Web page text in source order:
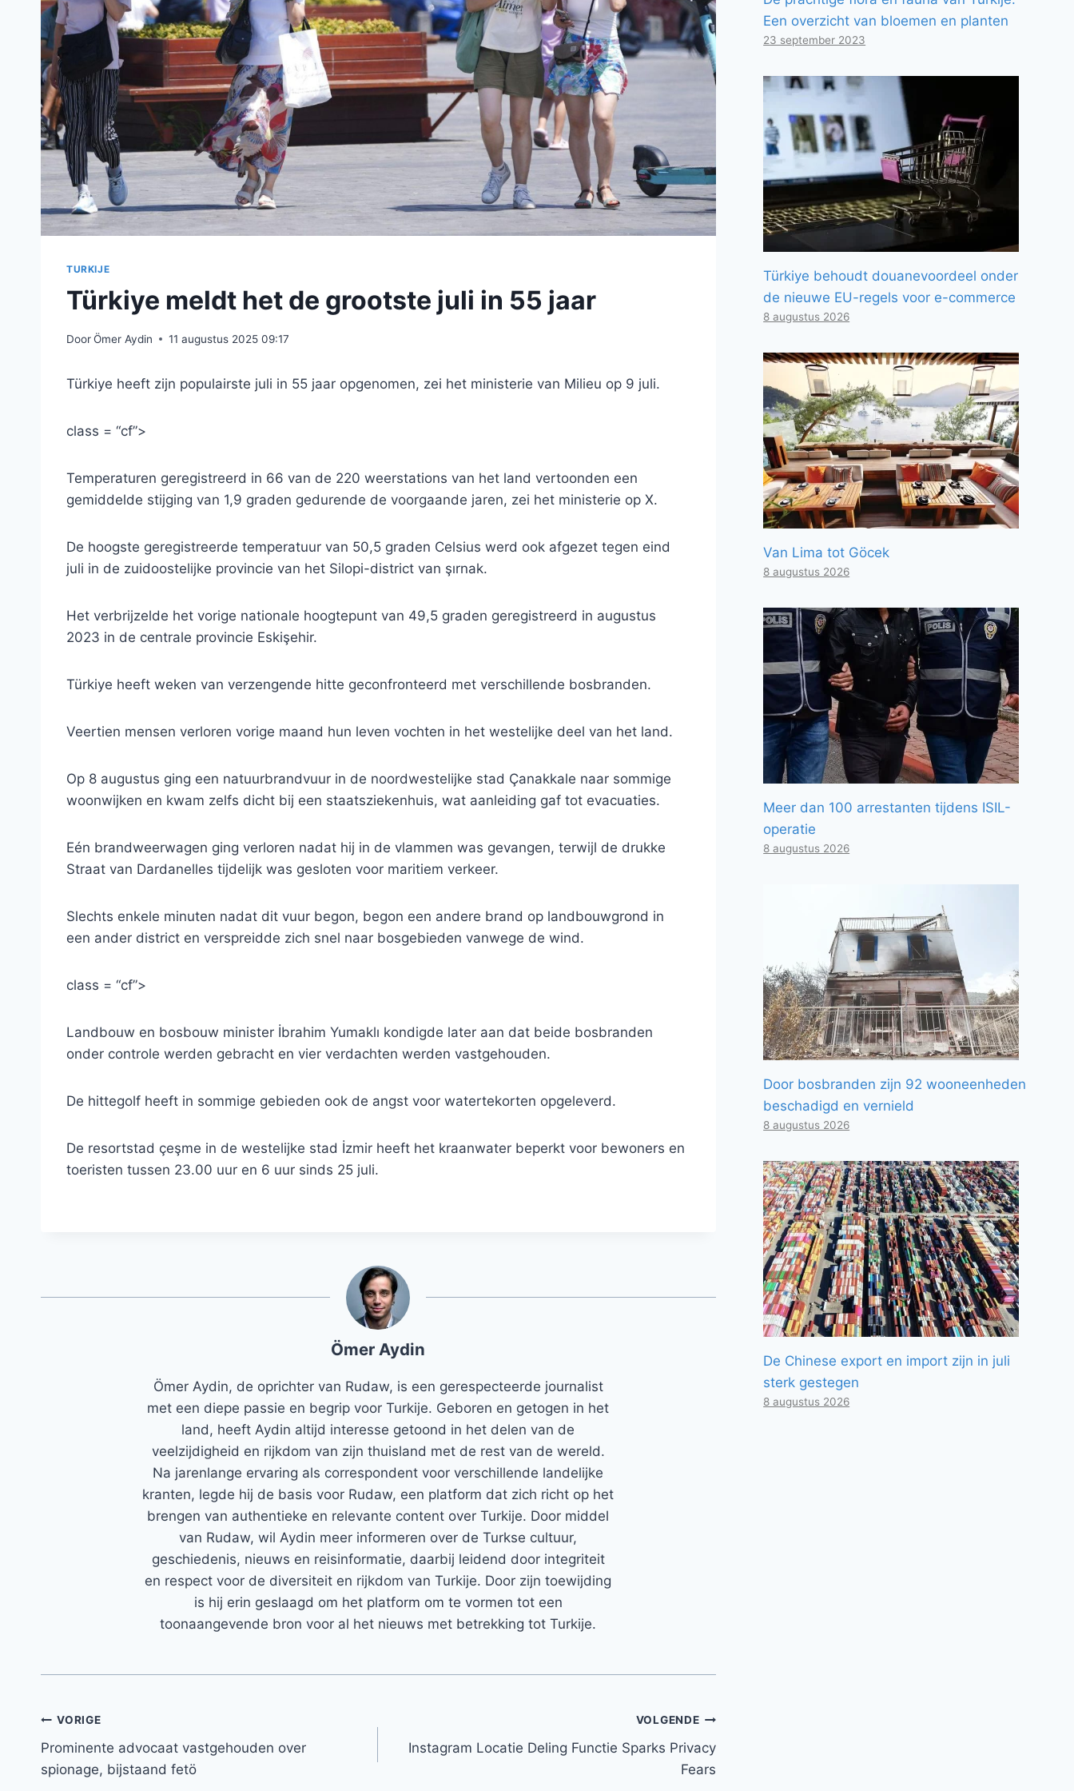
TURKIJE
Türkiye meldt het de grootste juli in 55 jaar
DoorÖmer Aydin 11 augustus 2025 09:17
Türkiye heeft zijn populairste juli in 55 jaar opgenomen, zei het ministerie van Milieu op 9 juli.
class = “cf”>
Temperaturen geregistreerd in 66 van de 220 weerstations van het land vertoonden een
gemiddelde stijging van 1,9 graden gedurende de voorgaande jaren, zei het ministerie op X.
De hoogste geregistreerde temperatuur van 50,5 graden Celsius werd ook afgezet tegen eind
juli in de zuidoostelijke provincie van het Silopi-district van şırnak.
Het verbrijzelde het vorige nationale hoogtepunt van 49,5 graden geregistreerd in augustus
2023 in de centrale provincie Eskişehir.
Türkiye heeft weken van verzengende hitte geconfronteerd met verschillende bosbranden.
Veertien mensen verloren vorige maand hun leven vochten in het westelijke deel van het land.
Op 8 augustus ging een natuurbrandvuur in de noordwestelijke stad Çanakkale naar sommige
woonwijken en kwam zelfs dicht bij een staatsziekenhuis, wat aanleiding gaf tot evacuaties.
Eén brandweerwagen ging verloren nadat hij in de vlammen was gevangen, terwijl de drukke
Straat van Dardanelles tijdelijk was gesloten voor maritiem verkeer.
Slechts enkele minuten nadat dit vuur begon, begon een andere brand op landbouwgrond in
een ander district en verspreidde zich snel naar bosgebieden vanwege de wind.
class = “cf”>
Landbouw en bosbouw minister İbrahim Yumaklı kondigde later aan dat beide bosbranden
onder controle werden gebracht en vier verdachten werden vastgehouden.
De hittegolf heeft in sommige gebieden ook de angst voor watertekorten opgeleverd.
De resortstad çeşme in de westelijke stad İzmir heeft het kraanwater beperkt voor bewoners en
toeristen tussen 23.00 uur en 6 uur sinds 25 juli.
Ömer Aydin
Ömer Aydin, de oprichter van Rudaw, is een gerespecteerde journalist
met een diepe passie en begrip voor Turkije. Geboren en getogen in het
land, heeft Aydin altijd interesse getoond in het delen van de
veelzijdigheid en rijkdom van zijn thuisland met de rest van de wereld.
Na jarenlange ervaring als correspondent voor verschillende landelijke
kranten, legde hij de basis voor Rudaw, een platform dat zich richt op het
brengen van authentieke en relevante content over Turkije. Door middel
van Rudaw, wil Aydin meer informeren over de Turkse cultuur,
geschiedenis, nieuws en reisinformatie, daarbij leidend door integriteit
en respect voor de diversiteit en rijkdom van Turkije. Door zijn toewijding
is hij erin geslaagd om het platform om te vormen tot een
toonaangevende bron voor al het nieuws met betrekking tot Turkije.
Bericht
navigatie
VORIGE
Prominente advocaat vastgehouden over
spionage, bijstaand fetö
VOLGENDE
Instagram Locatie Deling Functie Sparks Privacy
Fears
Een overzicht van bloemen en planten
23 september 2023
Türkiye behoudt douanevoordeel onder
de nieuwe EU-regels voor e-commerce
8 augustus 2026
Van Lima tot Göcek
8 augustus 2026
Meer dan 100 arrestanten tijdens ISIL-
operatie
8 augustus 2026
Door bosbranden zijn 92 wooneenheden
beschadigd en vernield
8 augustus 2026
De Chinese export en import zijn in juli
sterk gestegen
8 augustus 2026